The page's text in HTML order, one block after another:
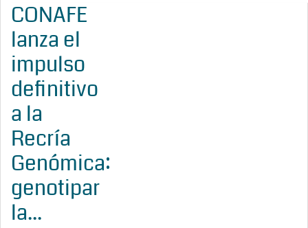
CONAFE
lanza el
impulso
definitivo
a la
Recría
Genómica:
genotipar
la...